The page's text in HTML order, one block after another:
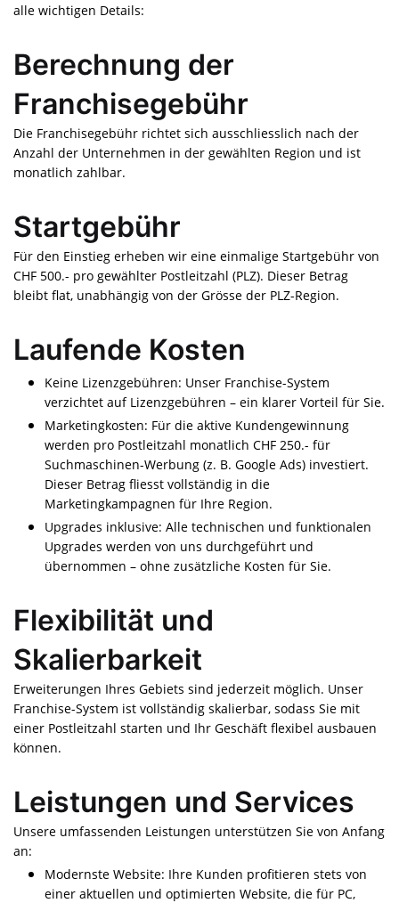
alle wichtigen Details:
Berechnung der
Franchisegebühr
Die Franchisegebühr richtet sich ausschliesslich nach der
Anzahl der Unternehmen in der gewählten Region und ist
monatlich zahlbar.
Startgebühr
Für den Einstieg erheben wir eine einmalige Startgebühr von
CHF 500.- pro gewählter Postleitzahl (PLZ). Dieser Betrag
bleibt flat, unabhängig von der Grösse der PLZ-Region.
Laufende Kosten
Keine Lizenzgebühren: Unser Franchise-System
verzichtet auf Lizenzgebühren – ein klarer Vorteil für Sie.
Marketingkosten: Für die aktive Kundengewinnung
werden pro Postleitzahl monatlich CHF 250.- für
Suchmaschinen-Werbung (z. B. Google Ads) investiert.
Dieser Betrag fliesst vollständig in die
Marketingkampagnen für Ihre Region.
Upgrades inklusive: Alle technischen und funktionalen
Upgrades werden von uns durchgeführt und
übernommen – ohne zusätzliche Kosten für Sie.
Flexibilität und
Skalierbarkeit
Erweiterungen Ihres Gebiets sind jederzeit möglich. Unser
Franchise-System ist vollständig skalierbar, sodass Sie mit
einer Postleitzahl starten und Ihr Geschäft flexibel ausbauen
können.
Leistungen und Services
Unsere umfassenden Leistungen unterstützen Sie von Anfang
an:
Modernste Website: Ihre Kunden profitieren stets von
einer aktuellen und optimierten Website, die für PC,